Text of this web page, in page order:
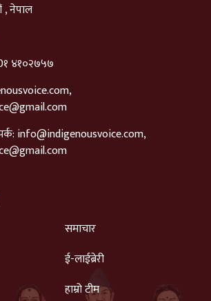
, नेपाल
४१०२७५७
,
info@indigenousvoice.com,
समाचार
ई-लाईब्रेरी
हाम्रो टीम